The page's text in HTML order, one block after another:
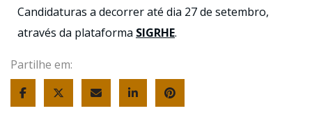
Candidaturas a decorrer até dia 27 de setembro,
através da plataforma SIGRHE.
Partilhe em: